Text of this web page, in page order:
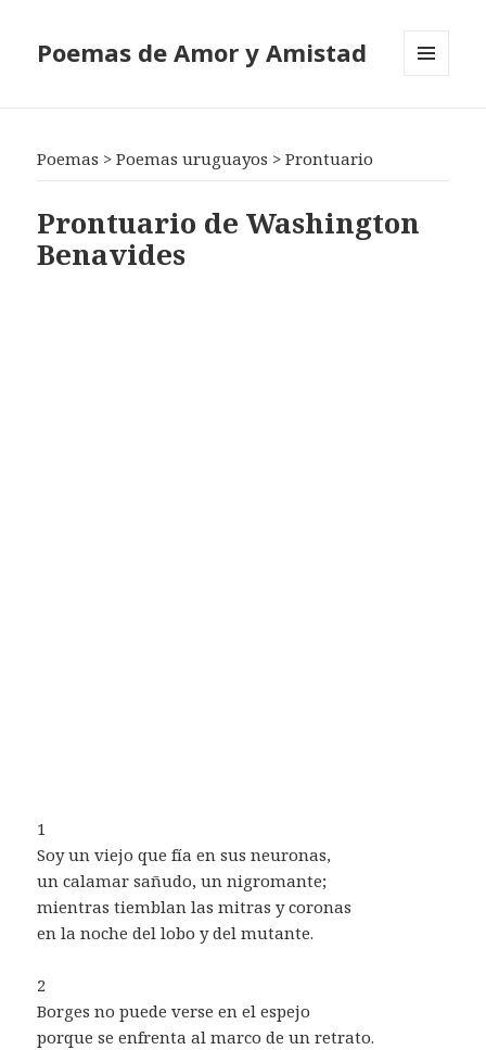
Poemas de Amor y Amistad
Poemas >Poemas uruguayos >Prontuario
Prontuario de Washington
Benavides
1
Soy un viejo que fía en sus neuronas,
un calamar sañudo, un nigromante;
mientras tiemblan las mitras y coronas
en la noche del lobo y del mutante.
2
Borges no puede verse en el espejo
porque se enfrenta al marco de un retrato.